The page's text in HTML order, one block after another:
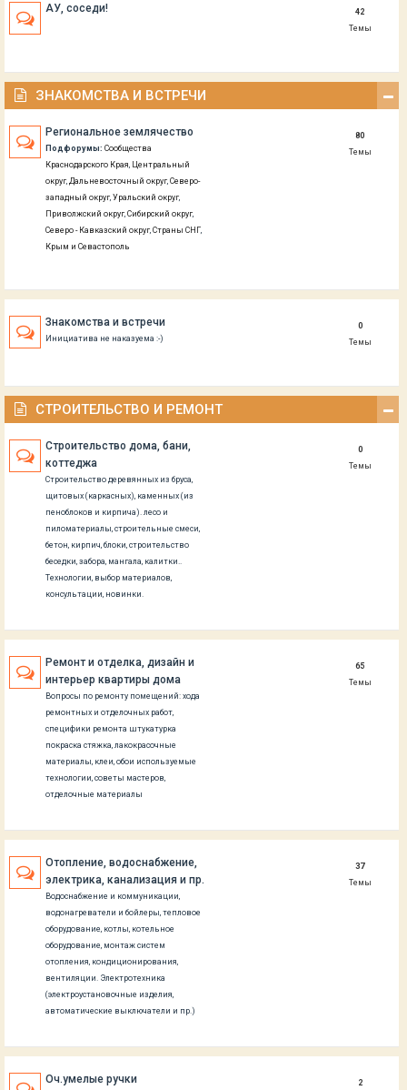
АУ, соседи!
42
Темы
ЗНАКОМСТВА И ВСТРЕЧИ
Региональное землячество
Подфорумы: Сообщества
Краснодарского Края
Центральный
округ Дальневосточный округ Северо-
западный округ Уральский округ
Приволжский округ Сибирский округ
Северо - Кавказский округ Страны СНГ
Крым и Севастополь
80
Темы
Знакомства и встречи
Инициатива не наказуема :-)
0
Темы
СТРОИТЕЛЬСТВО И РЕМОНТ
Строительство дома, бани,
коттеджа
Строительство деревянных из бруса,
щитовых (каркасных), каменных (из
пеноблоков и кирпича). лесо и
пиломатериалы, строительные смеси,
бетон, кирпич, блоки, строительство
беседки, забора, мангала, калитки..
Технологии, выбор материалов,
консультации, новинки.
0
Темы
Ремонт и отделка, дизайн и
интерьер квартиры дома
Вопросы по ремонту помещений: хода
ремонтных и отделочных работ,
специфики ремонта штукатурка
покраска стяжка, лакокрасочные
материалы, клеи, обои используемые
технологии, советы мастеров,
отделочные материалы
65
Темы
Отопление, водоснабжение,
электрика, канализация и пр.
Водоснабжение и коммуникации,
водонагреватели и бойлеры, тепловое
оборудование, котлы, котельное
оборудование, монтаж систем
отопления, кондиционирования,
вентиляции. Электротехника
(электроустановочные изделия,
автоматические выключатели и пр.)
37
Темы
Оч.умелые ручки
2